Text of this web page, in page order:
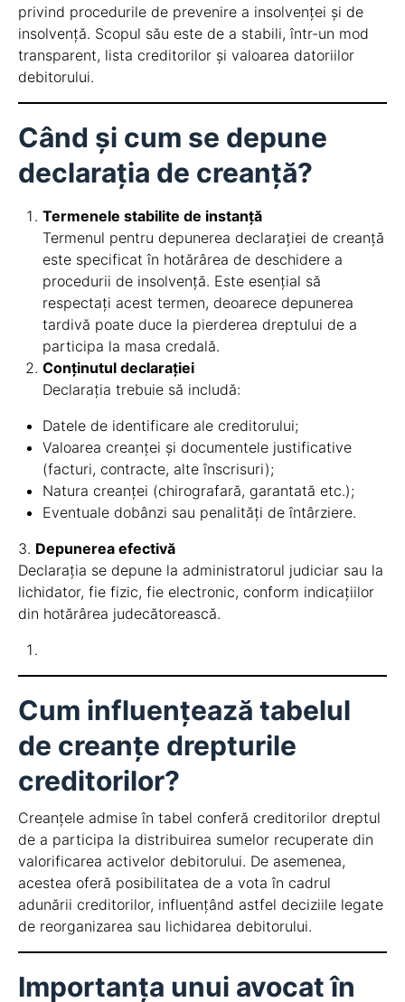
privind procedurile de prevenire a insolvenței și de
insolvență. Scopul său este de a stabili, într-un mod
transparent, lista creditorilor și valoarea datoriilor
debitorului.
Când și cum se depune
declarația de creanță?
Termenele stabilite de instanță
Termenul pentru depunerea declarației de creanță
este specificat în hotărârea de deschidere a
procedurii de insolvență. Este esențial să
respectați acest termen, deoarece depunerea
tardivă poate duce la pierderea dreptului de a
participa la masa credală.
Conținutul declarației
Declarația trebuie să includă:
Datele de identificare ale creditorului;
Valoarea creanței și documentele justificative
(facturi, contracte, alte înscrisuri);
Natura creanței (chirografară, garantată etc.);
Eventuale dobânzi sau penalități de întârziere.
3. Depunerea efectivă
Declarația se depune la administratorul judiciar sau la
lichidator, fie fizic, fie electronic, conform indicațiilor
din hotărârea judecătorească.
Cum influențează tabelul
de creanțe drepturile
creditorilor?
Creanțele admise în tabel conferă creditorilor dreptul
de a participa la distribuirea sumelor recuperate din
valorificarea activelor debitorului. De asemenea,
acestea oferă posibilitatea de a vota în cadrul
adunării creditorilor, influențând astfel deciziile legate
de reorganizarea sau lichidarea debitorului.
Importanța unui avocat în